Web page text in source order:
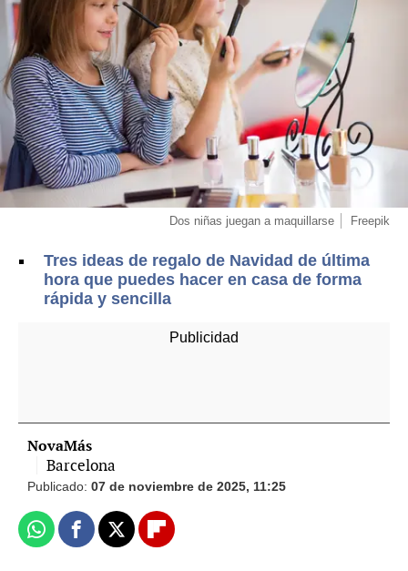
Dos niñas juegan a maquillarse Freepik
Tres ideas de regalo de Navidad de última
hora que puedes hacer en casa de forma
rápida y sencilla
NovaMás
Barcelona
Publicado: 07 de noviembre de 2025, 11:25
WhatsappFacebook
X Flipboard